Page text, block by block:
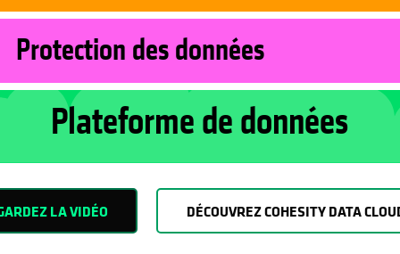
Protection des données
Plateforme de données
LA VIDÉO DÉCOUVREZ COHESITY DATA